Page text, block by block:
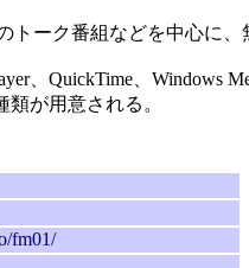
ーク番組などを中心に、
、QuickTime、Windows
類が用意される。
fm01/